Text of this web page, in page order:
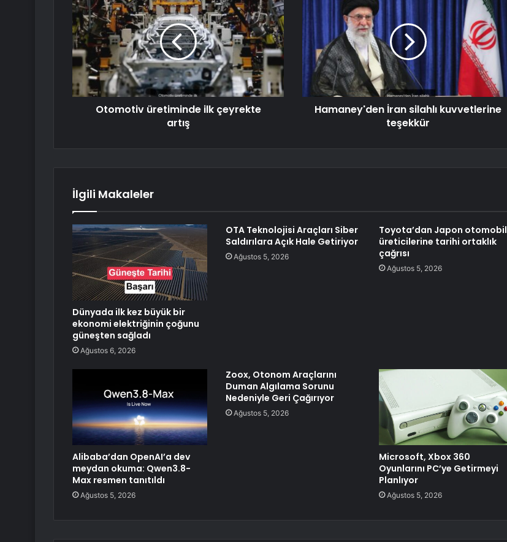
Otomotiv üretiminde ilk çeyrekte
artış
Hamaney'den İran silahlı kuvvetlerine
teşekkür
İlgili Makaleler
Dünyada ilk kez büyük bir
ekonomi elektriğinin çoğunu
güneşten sağladı
Ağustos 6, 2026
OTA Teknolojisi Araçları Siber
Saldırılara Açık Hale Getiriyor
Ağustos 5, 2026
Toyota’dan Japon otomobil
üreticilerine tarihi ortaklık
çağrısı
Ağustos 5, 2026
Alibaba’dan OpenAI’a dev
meydan okuma: Qwen3.8-
Max resmen tanıtıldı
Ağustos 5, 2026
Zoox, Otonom Araçlarını
Duman Algılama Sorunu
Nedeniyle Geri Çağırıyor
Ağustos 5, 2026
Microsoft, Xbox 360
Oyunlarını PC’ye Getirmeyi
Planlıyor
Ağustos 5, 2026